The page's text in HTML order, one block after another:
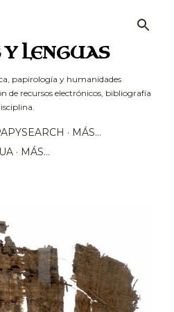
LENGUAS
papirología y humanidades
de recursos electrónicos, bibliografía
MÁS…
MÁS…